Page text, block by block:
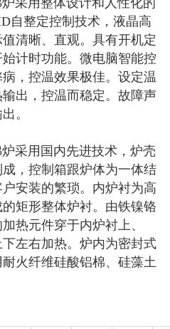
采用整体设计和人性化的
自整定控制技术，液晶高
清晰、直观。具有开机定
计时功能。微电脑智能控
，控温效果极佳。设定温
出，控温而稳定。故障声
输出。
采用国内先进技术，炉壳
，控制箱跟炉体为一体结
安装的繁琐。内炉衬为高
矩形整体炉衬。由铁镍铬
热元件穿于内炉衬上、
左右加热。炉内为密封式
火纤维硅酸铝棉、硅藻土